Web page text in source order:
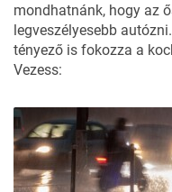
mondhatnánk, hogy az
legveszélyesebb
tényező is fokozza a
Vezess: